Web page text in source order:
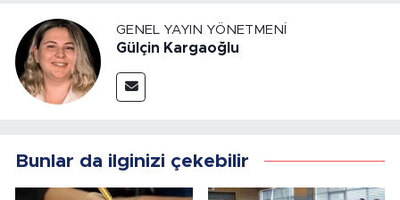
GENEL YAYIN YÖNETMENI
Gülçin Kargaoğlu
Bunlar da ilginizi çekebilir